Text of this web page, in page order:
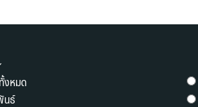
งหมด
นธ์